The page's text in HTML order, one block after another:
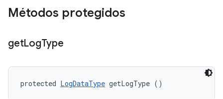
Métodos protegidos
getLogType
protected LogDataType getLogType ()